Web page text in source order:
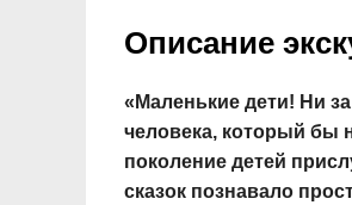
Описание
«Маленькие дети! Ни
человека, который бы
поколение детей
сказок познавало